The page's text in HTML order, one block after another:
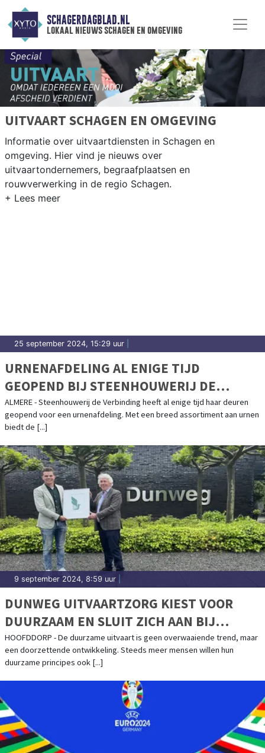
SCHAGERDAGBLAD.NL
lokaal nieuws schagen en omgeving
UITVAART SCHAGEN EN OMGEVING
Informatie over uitvaartdiensten in Schagen en
omgeving. Hier vind je nieuws over
uitvaartondernemers, begraafplaatsen en
rouwverwerking in de regio Schagen.
25 september 2024, 15:29 uur
URNENAFDELING AL ENIGE TIJD
GEOPEND BIJ STEENHOUWERIJ DE
VERBINDING
ALMERE - Steenhouwerij de Verbinding heeft al enige tijd haar deuren
geopend voor een urnenafdeling. Met een breed assortiment aan urnen
biedt de [...]
9 september 2024, 8:59 uur
DUNWEG UITVAARTZORG KIEST VOOR
DUURZAAM EN SLUIT ZICH AAN BIJ
GREENLEAVE
HOOFDDORP - De duurzame uitvaart is geen overwaaiende trend, maar
een doorzettende ontwikkeling. Steeds meer mensen willen hun
duurzame principes ook [...]